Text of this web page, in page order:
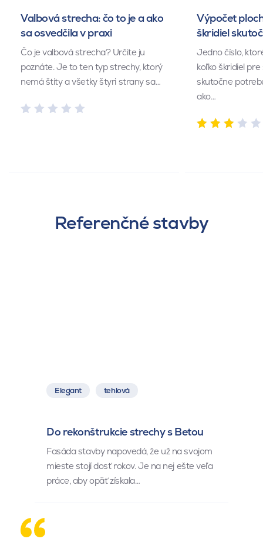
Valbová strecha: čo to je a ako
sa osvedčila v praxi
Čo je valbová strecha? Určite ju
poznáte. Je to ten typ strechy, ktorý
nemá štíty a všetky štyri strany sa…
Výpočet
škridiel
Jedno číslo,
koľko škridiel
skutočne
ako…
Referenčné stavby
Elegant tehlová
Do rekonštrukcie strechy s Betou
Fasáda stavby napovedá, že už na svojom
mieste stojí dosť rokov. Je na nej ešte veľa
práce, aby opäť získala…